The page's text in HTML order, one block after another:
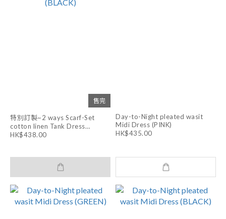
售完
特別訂製~2 ways Scarf-Set
cotton linen Tank Dress
(BLACK)
HK$438.00
Day-to-Night pleated wasit
Midi Dress (PINK)
HK$435.00